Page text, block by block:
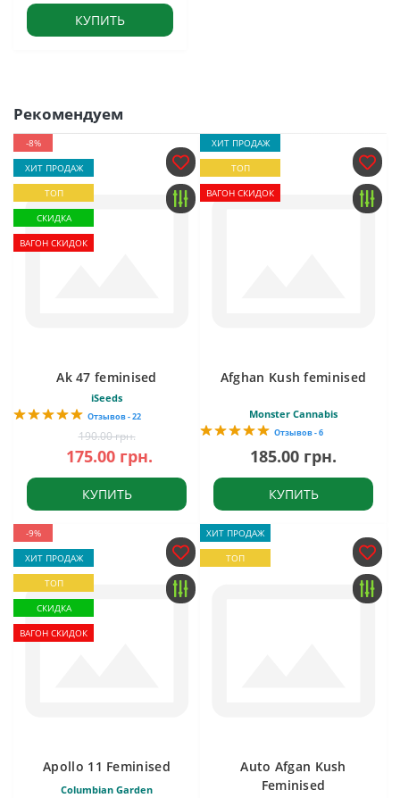
КУПИТЬ
Рекомендуем
-8%
ХИТ ПРОДАЖ
ТОП
СКИДКА
ВАГОН СКИДОК
Ak 47 feminised
iSeeds
Отзывов - 22
190.00 грн.
175.00 грн.
КУПИТЬ
ХИТ ПРОДАЖ
ТОП
ВАГОН СКИДОК
Afghan Kush feminised
Monster Cannabis
Отзывов - 6
185.00 грн.
КУПИТЬ
-9%
ХИТ ПРОДАЖ
ТОП
СКИДКА
ВАГОН СКИДОК
Apollo 11 Feminised
Columbian Garden
ХИТ ПРОДАЖ
ТОП
Auto Afgan Kush
Feminised